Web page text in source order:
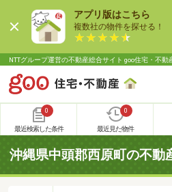
アプリ版はこちら
複数社の物件を探せる！
NTTグループ運営の不動産総合サイト goo住宅・不動
0
最近検索した条件
0
最近見た物件
沖縄県中頭郡西原町の不動